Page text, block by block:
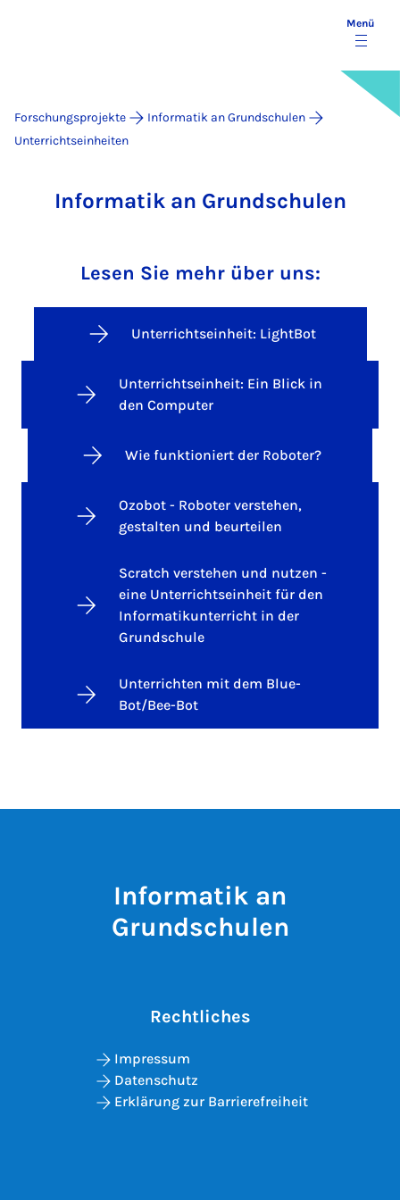
Menü
Forschungsprojekte
Informatik an Grundschulen
Unterrichtseinheiten
Informatik an Grundschulen
Lesen Sie mehr über uns:
Unterrichtseinheit: LightBot
Unterrichtseinheit: Ein Blick in
den Computer
Wie funktioniert der Roboter?
Ozobot - Roboter verstehen,
gestalten und beurteilen
Scratch verstehen und nutzen -
eine Unterrichtseinheit für den
Informatikunterricht in der
Grundschule
Unterrichten mit dem Blue-
Bot/Bee-Bot
Informatik an
Grundschulen
Rechtliches
Impressum
Datenschutz
Erklärung zur Barrierefreiheit